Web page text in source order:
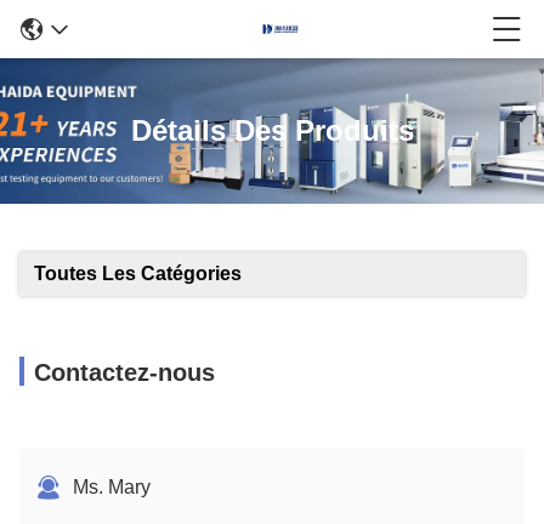
Détails Des Produits
Toutes Les Catégories
Contactez-nous
Ms. Mary